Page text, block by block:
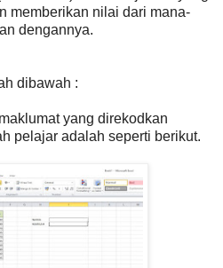
memberikan nilai dari mana-
dengannya.
dibawah :
yang direkodkan
pelajar adalah seperti berikut.